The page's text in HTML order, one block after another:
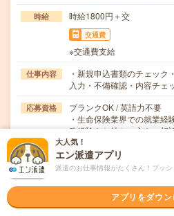
時給 時給1800円＋交
交通費
※交通費支給
仕事内容
・新規申込書類のチェッ
入力・不備確認・内容チ
応募資格
ブランクOK / 英語力不要
・生命保険業界での就業
務経験をお持ちの方もご相
職場の雰囲気
年齢層
30代
大人気！
エン派遣アプリ
派遣のお仕事情報がたくさん！プッシ
アプリをダウン